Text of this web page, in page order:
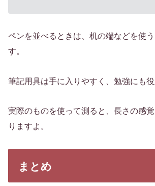
ペンを並べるときは、机の端などを使
す。
筆記用具は手に入りやすく、勉強にも役
実際のものを使って測ると、長さの感
りますよ。
まとめ